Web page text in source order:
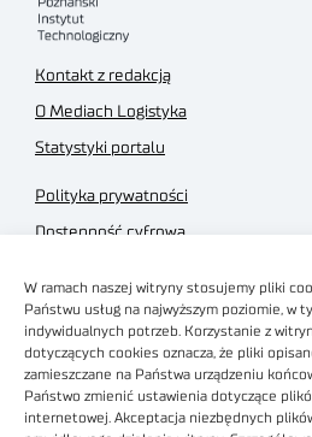
W ramach naszej witryny stosujemy pliki
Państwu usług na najwyższym poziomie, w
indywidualnych potrzeb. Korzystanie z
dotyczących cookies oznacza, że pliki
zamieszczane na Państwa urządzeniu
Państwo zmienić ustawienia dotyczące
internetowej. Akceptacja niezbędnych
Kontakt z redakcją
O Mediach Logistyka
Statystyki portalu
Polityka prywatności
Dostępność cyfrowa
Regulamin sklepu
Obrazy stockowe